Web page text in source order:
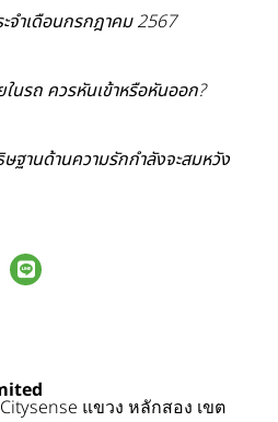
จำเดือนกรกฎาคม 2567
นรถ ควรหันเข้าหรือหันออก?
ฐานด้านความรักกำลังจะสมหวัง
แขวง หลักสอง เขต